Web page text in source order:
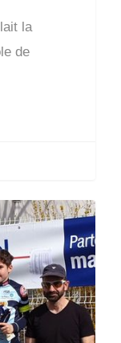
la
de